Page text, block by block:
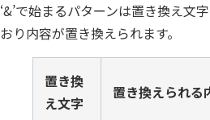
‘&’で始まるパターンは置き換え文
おり内容が置き換えられます。
置き換
え文字
置き換えられる